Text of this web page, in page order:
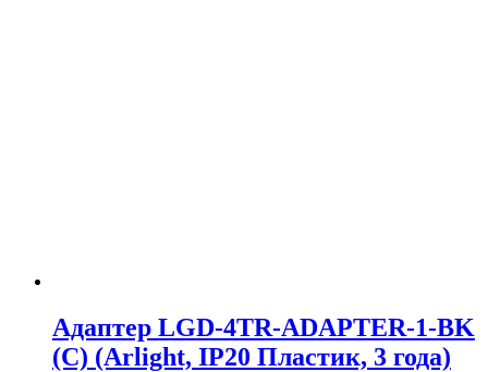
Адаптер LGD-4TR-ADAPTER-1-BK
(C) (Arlight, IP20 Пластик, 3 года)